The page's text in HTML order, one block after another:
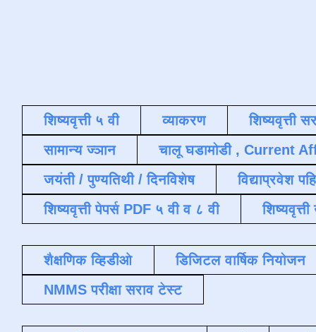
शिष्यवृत्ती ५ वी व्याकरण
शिष्यवृत्ती
सामान्य ज्ञान
चालू घडामोडी , Current
जयंती / पुण्यतिथी / दिनविशेष
विद्याप्रवेश
शिष्यवृत्ती पेपर्स PDF ५ वी व ८ वी
शैक्षणिक व्हिडीओ
डिजिटल वार्षिक नियोजन
NMMS परीक्षा सराव टेस्ट